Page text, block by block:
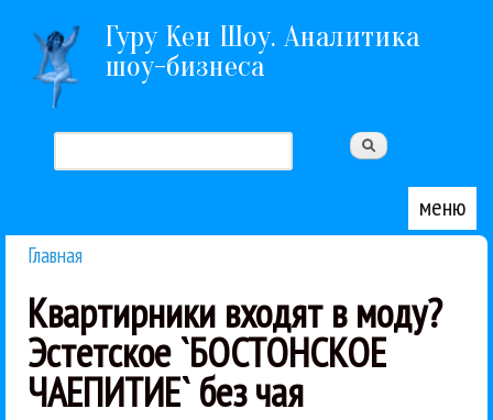
Перейти к основному содержанию
Гуру Кен Шоу. Аналитика
шоу-бизнеса
Форма поиска
меню
Главная
Квартирники входят в моду?
Эстетское `БОСТОНСКОЕ
ЧАЕПИТИЕ` без чая